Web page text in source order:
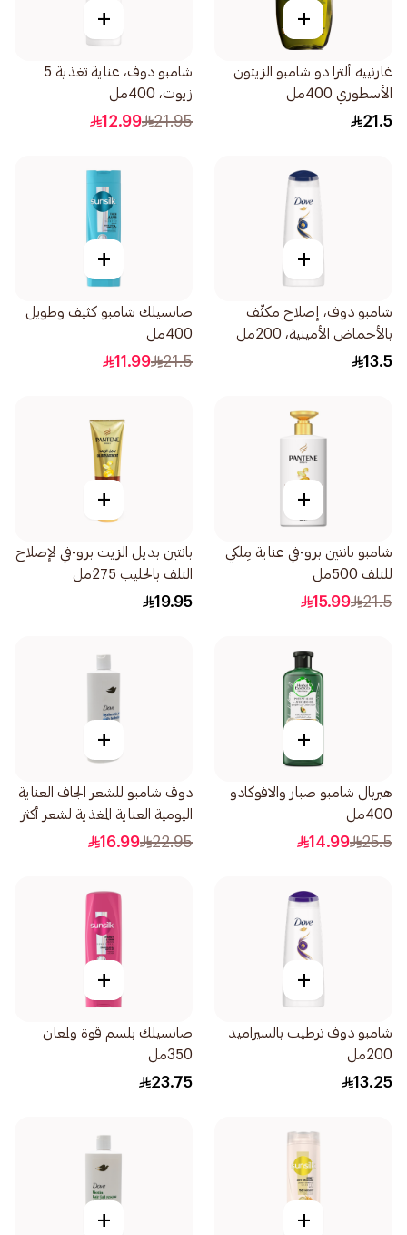
+
غارنييه ألترا دو شامبو الزيتون
الأسطوري 400مل
21.5
+
شامبو دوف، عناية تغذية 5
زيوت، 400مل
21.95
12.99
+
شامبو دوف، إصلاح مكثّف
بالأحماض الأمينية، 200مل
13.5
+
صانسيلك شامبو كثيف وطويل
400مل
21.5
11.99
+
شامبو بانتين برو-في عناية مِلكي
للتلف 500مل
21.5
15.99
+
بانتين بديل الزيت برو-في لإصلاح
التلف بالحليب 275مل
19.95
+
هيربال شامبو صبار والافوكادو
400مل
25.5
14.99
+
دوڤ شامبو للشعر الجاف العناية
اليومية العناية المغذية لشعر أكثر
نعومة بنسبة 100 590مل
22.95
16.99
+
شامبو دوف ترطيب بالسيراميد
200مل
13.25
+
صانسيلك بلسم قوة ولمعان
350مل
23.75
+
+